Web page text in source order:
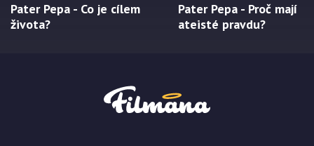
Pater Pepa - Co je cílem
života?
Pater Pepa - Proč mají
ateisté pravdu?